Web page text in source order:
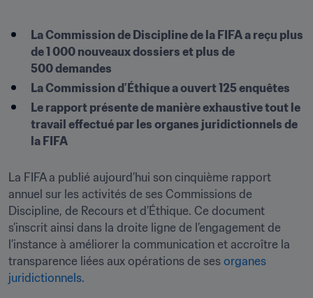
La Commission de Discipline de la FIFA a reçu plus
de 1 000 nouveaux dossiers et plus de
500 demandes
La Commission d’Éthique a ouvert 125 enquêtes
Le rapport présente de manière exhaustive tout le
travail effectué par les organes juridictionnels de
la FIFA
La FIFA a publié aujourd’hui son cinquième rapport
annuel sur les activités de ses Commissions de
Discipline, de Recours et d’Éthique. Ce document
s’inscrit ainsi dans la droite ligne de l’engagement de
l’instance à améliorer la communication et accroître la
transparence liées aux opérations de ses organes
juridictionnels.